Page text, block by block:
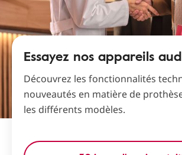
Essayez nos appareils
Découvrez les fonctionnalités
nouveautés en matière de
les différents modèles.